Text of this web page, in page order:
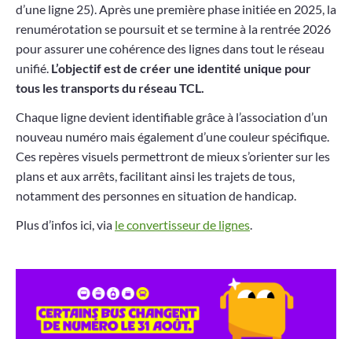
d’une ligne 25). Après une première phase initiée en 2025, la
renumérotation se poursuit et se termine à la rentrée 2026
pour assurer une cohérence des lignes dans tout le réseau
unifié. L’objectif est de créer une identité unique pour
tous les transports du réseau TCL.
Chaque ligne devient identifiable grâce à l’association d’un
nouveau numéro mais également d’une couleur spécifique.
Ces repères visuels permettront de mieux s’orienter sur les
plans et aux arrêts, facilitant ainsi les trajets de tous,
notamment des personnes en situation de handicap.
Plus d’infos ici, via le convertisseur de lignes.
Vidéos
Infor’Monts, le journal de la CCMDL
Contact